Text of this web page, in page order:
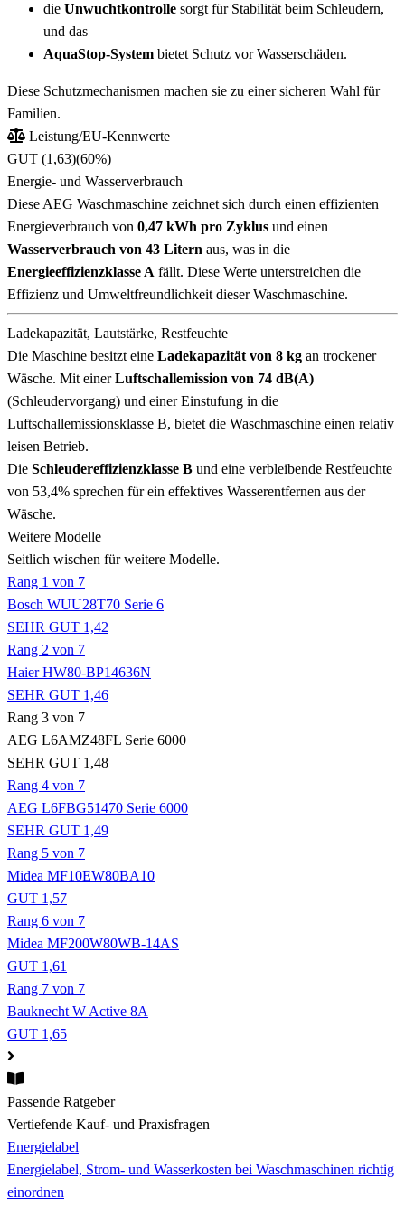
die Unwuchtkontrolle sorgt für Stabilität beim Schleudern,
und das
AquaStop-System bietet Schutz vor Wasserschäden.
Diese Schutzmechanismen machen sie zu einer sicheren Wahl für
Familien.
Leistung/EU-Kennwerte
GUT (1,63)(60%)
Energie- und Wasserverbrauch
Diese AEG Waschmaschine zeichnet sich durch einen effizienten
Energieverbrauch von 0,47 kWh pro Zyklus und einen
Wasserverbrauch von 43 Litern aus, was in die
Energieeffizienzklasse A fällt. Diese Werte unterstreichen die
Effizienz und Umweltfreundlichkeit dieser Waschmaschine.
Ladekapazität, Lautstärke, Restfeuchte
Die Maschine besitzt eine Ladekapazität von 8 kg an trockener
Wäsche. Mit einerLuftschallemission von 74 dB(A)
(Schleudervorgang) und einer Einstufung in die
Luftschallemissionsklasse B, bietet die Waschmaschine einen relativ
leisen Betrieb.
Die Schleudereffizienzklasse B und eine verbleibende Restfeuchte
von 53,4% sprechen für ein effektives Wasserentfernen aus der
Wäsche.
Weitere Modelle
Seitlich wischen für weitere Modelle.
Rang 1 von 7
Bosch WUU28T70 Serie 6
SEHR GUT 1,42
Rang 2 von 7
Haier HW80-BP14636N
SEHR GUT 1,46
Rang 3 von 7
AEG L6AMZ48FL Serie 6000
SEHR GUT 1,48
Rang 4 von 7
AEG L6FBG51470 Serie 6000
SEHR GUT 1,49
Rang 5 von 7
Midea MF10EW80BA10
GUT 1,57
Rang 6 von 7
Midea MF200W80WB-14AS
GUT 1,61
Rang 7 von 7
Bauknecht W Active 8A
GUT 1,65
Passende Ratgeber
Vertiefende Kauf- und Praxisfragen
Energielabel
Energielabel, Strom- und Wasserkosten bei Waschmaschinen richtig
einordnen